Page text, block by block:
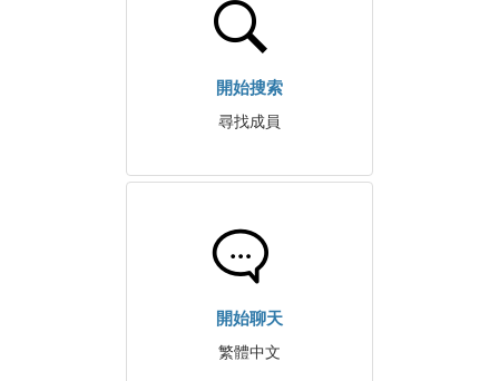
開始搜索
尋找成員
開始聊天
繁體中文